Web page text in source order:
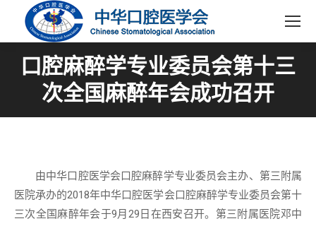
口腔麻醉学专业委员会第十三
次全国麻醉年会成功召开
由中华口腔医学会口腔麻醉学专业委员会主办、第三附属
医院承办的2018年中华口腔医学会口腔麻醉学专业委员会第十
三次全国麻醉年会于9月29日在西安召开。第三附属医院邓中